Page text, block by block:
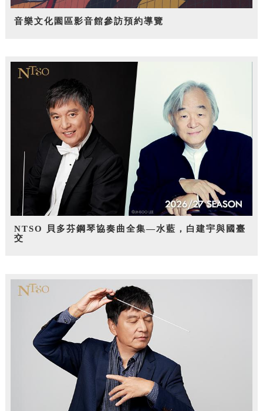
音樂文化園區影音館參訪預約導覽
NTSO 貝多芬鋼琴協奏曲全集—水藍，白建宇與國臺
交